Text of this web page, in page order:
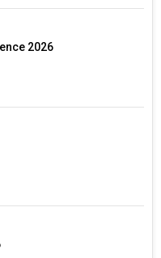
2026